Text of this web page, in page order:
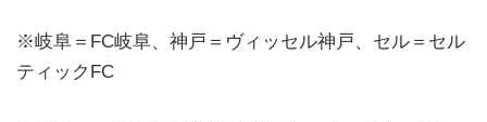
※岐阜＝FC岐阜、神戸＝ヴィッセル神戸、セル＝セル
ティックFC